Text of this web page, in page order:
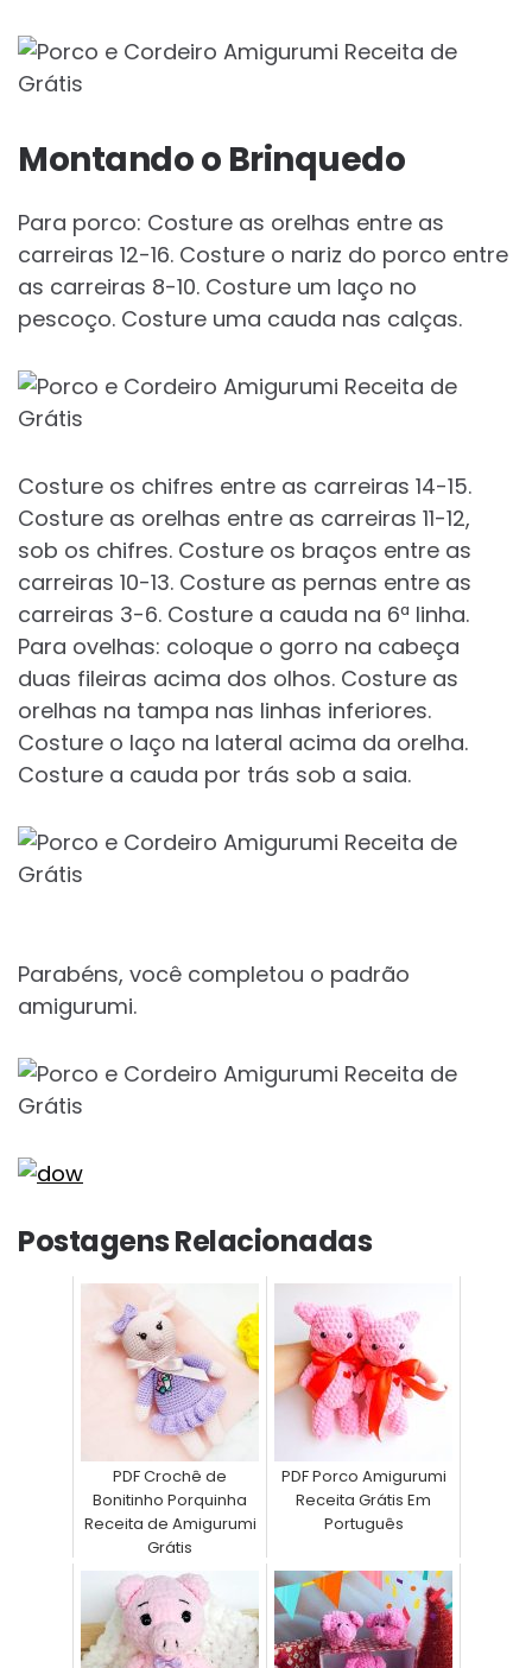
Montando o Brinquedo
Para porco: Costure as orelhas entre as
carreiras 12-16. Costure o nariz do porco entre
as carreiras 8-10. Costure um laço no
pescoço. Costure uma cauda nas calças.
Costure os chifres entre as carreiras 14-15.
Costure as orelhas entre as carreiras 11-12,
sob os chifres. Costure os braços entre as
carreiras 10-13. Costure as pernas entre as
carreiras 3-6. Costure a cauda na 6ª linha.
Para ovelhas: coloque o gorro na cabeça
duas fileiras acima dos olhos. Costure as
orelhas na tampa nas linhas inferiores.
Costure o laço na lateral acima da orelha.
Costure a cauda por trás sob a saia.
Parabéns, você completou o padrão
amigurumi.
Postagens Relacionadas
PDF Crochê de
Bonitinho Porquinha
Receita de Amigurumi
Grátis
PDF Porco Amigurumi
Receita Grátis Em
Português